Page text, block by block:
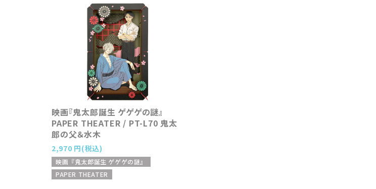
映画『鬼太郎誕生 ゲゲゲの謎』
PAPER THEATER / PT-L70 鬼太
郎の父＆水木
2,970 円(税込)
映画『鬼太郎誕生 ゲゲゲの謎』
PAPER THEATER